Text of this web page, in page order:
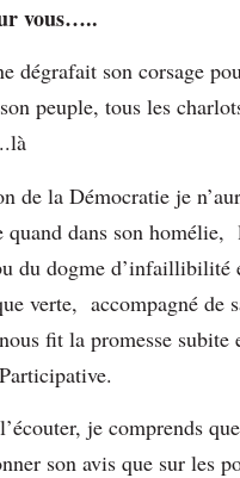
vous…..
dégrafait son corsage
peuple, tous les
de la Démocratie je
quand dans son homélie,
du dogme d’infaillibilité
verte, accompagné de
fit la promesse subite
je comprends
son avis que sur les